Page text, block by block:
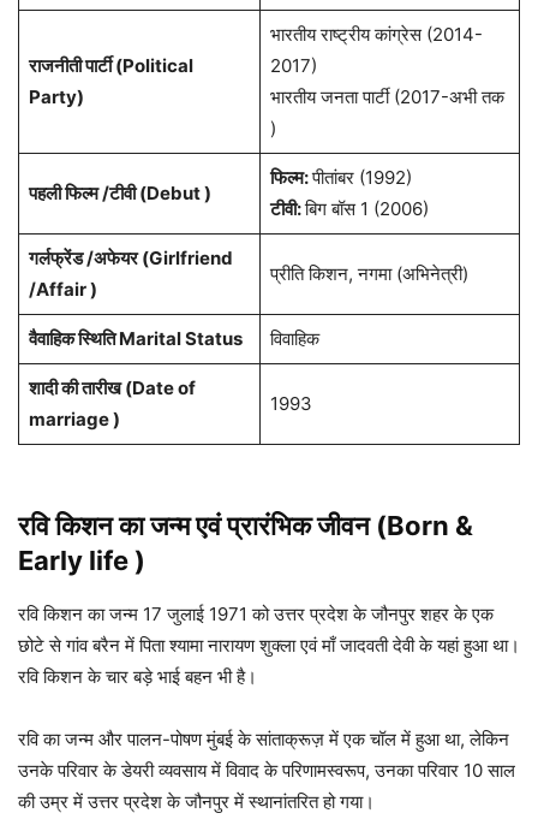
राजनीती पार्टी (Political
Party)
भारतीय राष्ट्रीय कांग्रेस (2014-
2017)
भारतीय जनता पार्टी (2017-अभी तक
)
पहली फिल्म /टीवी (Debut )
फिल्म:पीतांबर (1992)
टीवी:बिग बॉस 1 (2006)
गर्लफ्रेंड /अफेयर (Girlfriend
/Affair )
प्रीति किशन, नगमा (अभिनेत्री)
वैवाहिक स्थिति Marital Status विवाहिक
शादी की तारीख (Date of
marriage )
1993
रवि किशन का जन्म एवं प्रारंभिक जीवन (Born &
Early life )
रवि किशन का जन्म 17 जुलाई 1971 को उत्तर प्रदेश के जौनपुर शहर के एक
छोटे से गांव बरैन में पिता श्यामा नारायण शुक्ला एवं माँ जादवती देवी के यहां हुआ था।
रवि किशन के चार बड़े भाई बहन भी है।
रवि का जन्म और पालन-पोषण मुंबई के सांताक्रूज़ में एक चॉल में हुआ था, लेकिन
उनके परिवार के डेयरी व्यवसाय में विवाद के परिणामस्वरूप, उनका परिवार 10 साल
की उम्र में उत्तर प्रदेश के जौनपुर में स्थानांतरित हो गया।